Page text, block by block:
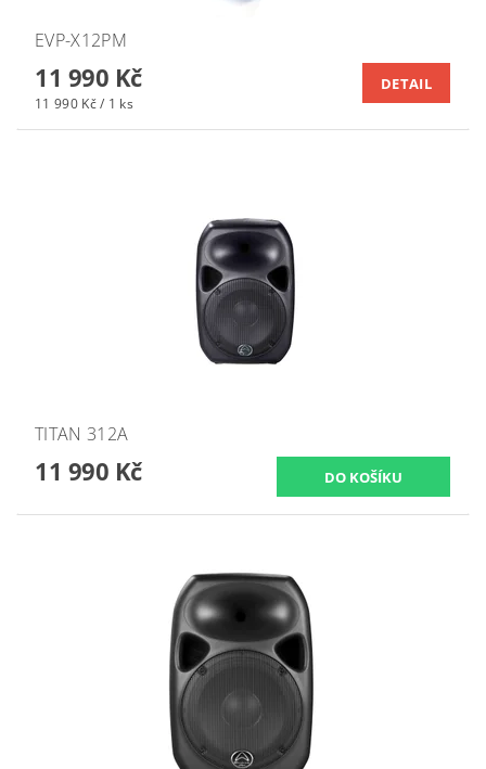
EVP-X12PM
11 990 Kč
11 990 Kč / 1 ks
DETAIL
TITAN 312A
11 990 Kč